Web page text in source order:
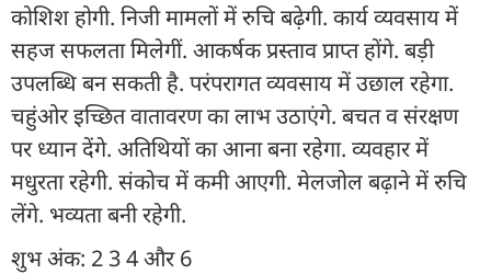
कोशिश होगी. निजी मामलों में रुचि बढ़ेगी. कार्य व्यवसाय में
सहज सफलता मिलेगीं. आकर्षक प्रस्ताव प्राप्त होंगे. बड़ी
उपलब्धि बन सकती है. परंपरागत व्यवसाय में उछाल रहेगा.
चहुंओर इच्छित वातावरण का लाभ उठाएंगे. बचत व संरक्षण
पर ध्यान देंगे. अतिथियों का आना बना रहेगा. व्यवहार में
मधुरता रहेगी. संकोच में कमी आएगी. मेलजोल बढ़ाने में रुचि
लेंगे. भव्यता बनी रहेगी.
शुभ अंक: 2 3 4 और 6